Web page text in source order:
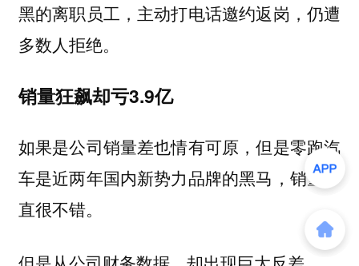
黑的离职员工，主动打电话邀约返岗，仍遭
多数人拒绝。
销量狂飙却亏3.9亿
如果是公司销量差也情有可原，但是零跑汽
车是近两年国内新势力品牌的黑马，销量一
直很不错。